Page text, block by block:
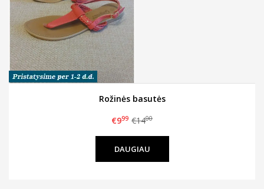
Rožinės basutės
€999 €1400
DAUGIAU